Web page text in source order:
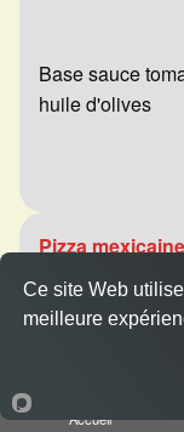
Base sauce
huile d'olives
Pizza mexicaine
Dès10.00 €
Base sauce
Accueil
Ce site Web
meilleure